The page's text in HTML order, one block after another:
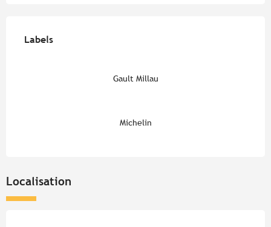
Labels
Labels
Gault Millau
Michelin
Localisation